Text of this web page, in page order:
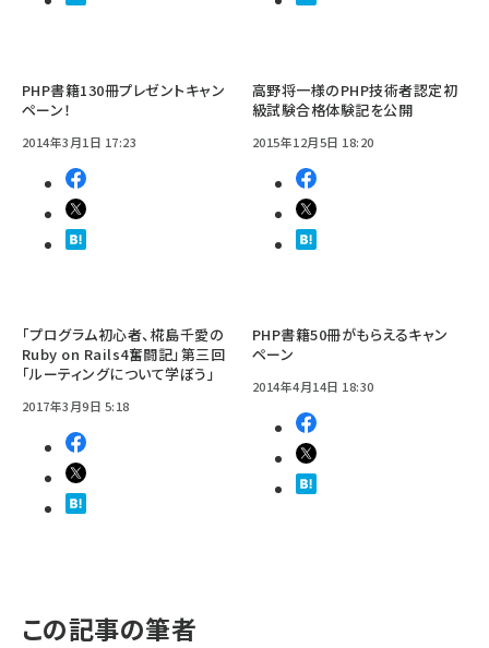
PHP書籍130冊プレゼントキャン
ペーン！
2014年3月1日 17:23
高野将一様のPHP技術者認定初
級試験合格体験記を公開
2015年12月5日 18:20
「プログラム初心者、椛島千愛の
Ruby on Rails4奮闘記」第三回
「ルーティングについて学ぼう」
2017年3月9日 5:18
PHP書籍50冊がもらえるキャン
ペーン
2014年4月14日 18:30
この記事の筆者